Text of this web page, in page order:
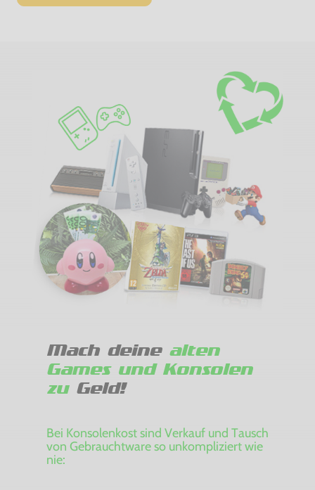
Mach deine alten
Games und Konsolen
zuGeld!
Bei Konsolenkost sind Verkauf und Tausch
von Gebrauchtware so unkompliziert wie
nie: